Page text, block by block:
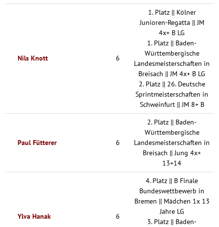
Nils Knott 6
1. Platz || Kölner
Junioren-Regatta || JM
4x+ B LG
1. Platz || Baden-
Württembergische
Landesmeisterschaften in
Breisach || JM 4x+ B LG
2. Platz || 26. Deutsche
Sprintmeisterschaften in
Schweinfurt || JM 8+ B
Paul Fütterer 6
2. Platz || Baden-
Württembergische
Landesmeisterschaften in
Breisach || Jung 4x+
13+14
Ylva Hanak 6
4. Platz || B Finale
Bundeswettbewerb in
Bremen || Mädchen 1x 13
Jahre LG
3. Platz || Baden-